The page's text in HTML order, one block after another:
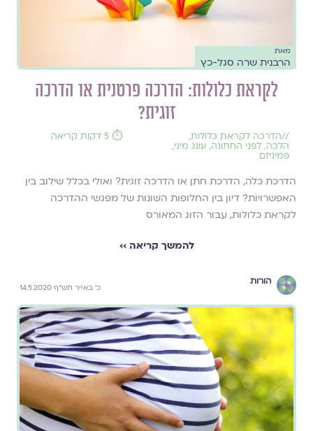
מאת
הרבנית שרה סגל-כץ
לקראת כלולות: הדרכה פרטנית או הדרכה
זוגית?
//הדרכה לקראת כלולות,
הלכה, לפני החתונה, עונג מיני,
פמיניזם
⏱️ 5 דקות קריאה
הדרכת כלה, הדרכת חתן או הדרכה זוגית? ואולי בכלל שילוב בין
האפשרויות? דיון בין החלופות השונות של מפגשי ההדרכה
לקראת כלולות, עבור הזוג המאורס
להמשך קריאה ››
הורות
כ' באייר תש"ף 14.5.2020